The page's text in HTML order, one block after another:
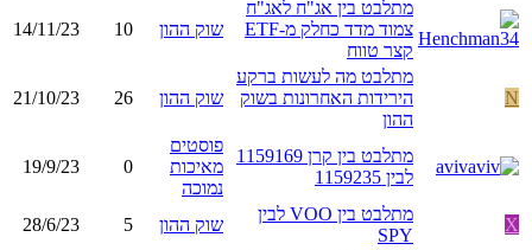
מתלבט בין אג"ח לאג"ח
צמוד מדד כחלק מ-ETF
קצר טווח
שוק ההון 10
14/11/23
N
מתלבט מה לעשות ברקע
הירידות האחרונות בשוק
ההון
שוק ההון 26
21/10/23
מתלבט בין קרן 1159169
לבין 1159235
פוסטים
מאיכות
נמוכה
0
19/9/23
X
מתלבט בין VOO לבין
SPY
שוק ההון 5
28/6/23